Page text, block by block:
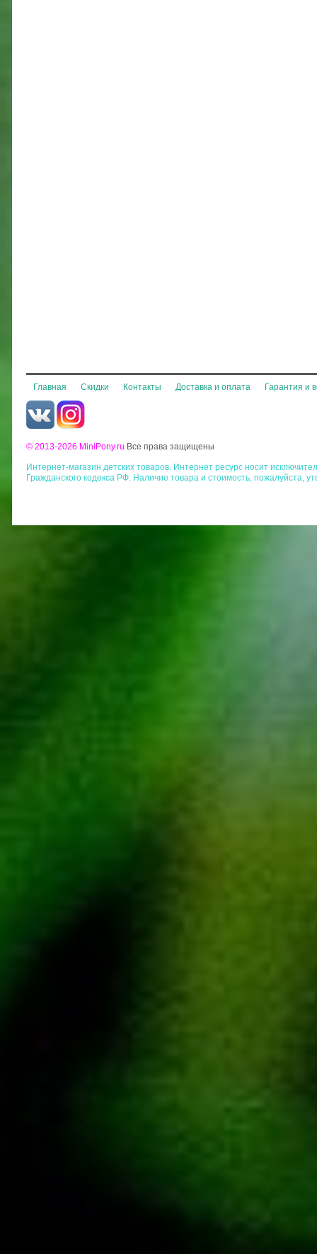
Главная Скидки Контакты Доставка и оплата Гарантия и
© 2013-2026 MiniPony.ru Все права защищены
Интернет-магазин детских товаров. Интернет ресурс носит
Гражданского кодекса РФ. Наличие товара и стоимость, пожалуйста,